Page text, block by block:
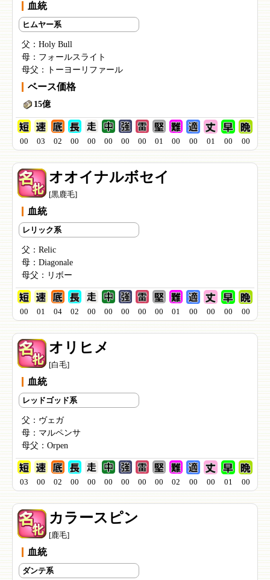
血統
ヒムヤー系
父： Holy Bull
母： フォールスライト
母父：
トーヨーリファール
ベース価格
15億
00 03 02 00 00 00 00 00 01 00 00 01 00 00
オオイナルボセイ
[黒鹿毛]
血統
レリック系
父： Relic
母： Diagonale
母父： リボー
00 01 04 02 00 00 00 00 00 01 00 00 00 00
オリヒメ
[白毛]
血統
レッドゴッド系
父： ヴェガ
母： マルペンサ
母父： Orpen
03 00 02 00 00 00 00 00 00 02 00 00 01 00
カラースピン
[鹿毛]
血統
ダンテ系